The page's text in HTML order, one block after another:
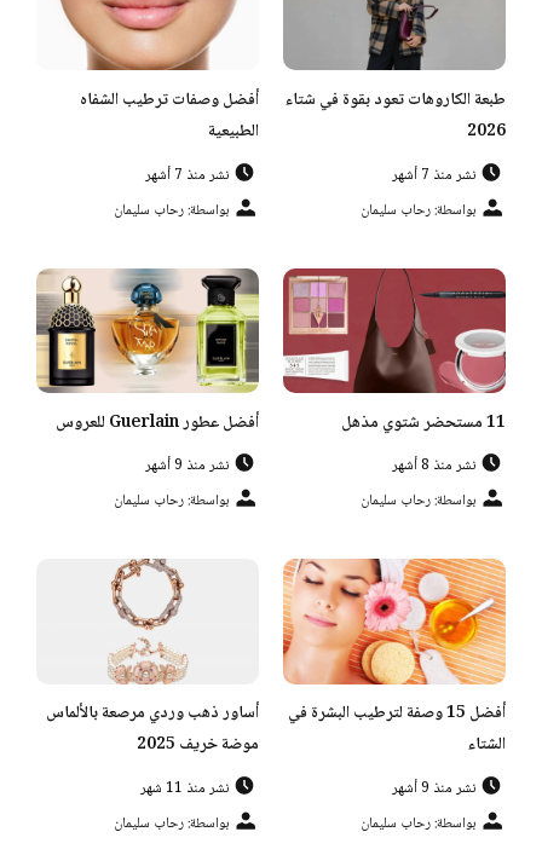
طبعة الكاروهات تعود بقوة في شتاء
2026
نشر منذ 7 أشهر
بواسطة: رحاب سليمان
أفضل وصفات ترطيب الشفاه
الطبيعية
نشر منذ 7 أشهر
بواسطة: رحاب سليمان
11 مستحضر شتوي مذهل
نشر منذ 8 أشهر
بواسطة: رحاب سليمان
أفضل عطور Guerlain للعروس
نشر منذ 9 أشهر
بواسطة: رحاب سليمان
أفضل 15 وصفة لترطيب البشرة في
الشتاء
نشر منذ 9 أشهر
بواسطة: رحاب سليمان
أساور ذهب وردي مرصعة بالألماس
موضة خريف 2025
نشر منذ 11 شهر
بواسطة: رحاب سليمان